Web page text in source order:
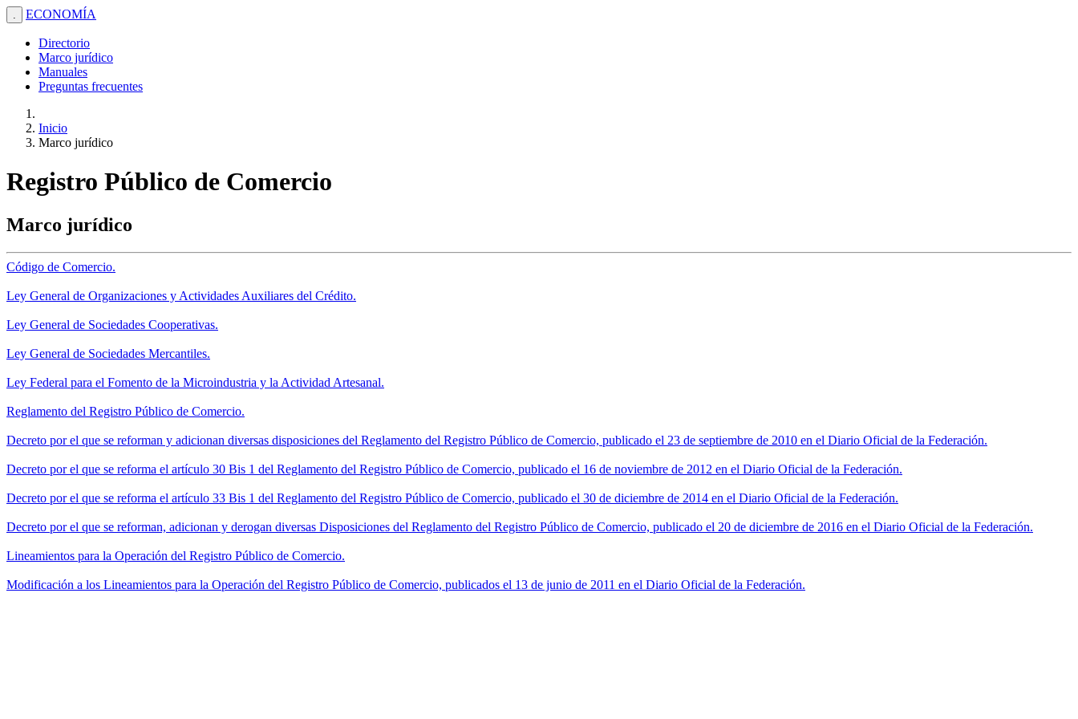
. ECONOMÍA
Directorio
Marco jurídico
Manuales
Preguntas frecuentes
Inicio
Marco jurídico
Registro Público de Comercio
Marco jurídico
Código de Comercio.
Ley General de Organizaciones y Actividades Auxiliares del Crédito.
Ley General de Sociedades Cooperativas.
Ley General de Sociedades Mercantiles.
Ley Federal para el Fomento de la Microindustria y la Actividad Artesanal.
Reglamento del Registro Público de Comercio.
Decreto por el que se reforman y adicionan diversas disposiciones del Reglamento del Registro Público de Comercio, publicado el 23 de septiembre de 2010 en el Diario Oficial de la Federación.
Decreto por el que se reforma el artículo 30 Bis 1 del Reglamento del Registro Público de Comercio, publicado el 16 de noviembre de 2012 en el Diario Oficial de la Federación.
Decreto por el que se reforma el artículo 33 Bis 1 del Reglamento del Registro Público de Comercio, publicado el 30 de diciembre de 2014 en el Diario Oficial de la Federación.
Decreto por el que se reforman, adicionan y derogan diversas Disposiciones del Reglamento del Registro Público de Comercio, publicado el 20 de diciembre de 2016 en el Diario Oficial de la Federación.
Lineamientos para la Operación del Registro Público de Comercio.
Modificación a los Lineamientos para la Operación del Registro Público de Comercio, publicados el 13 de junio de 2011 en el Diario Oficial de la Federación.